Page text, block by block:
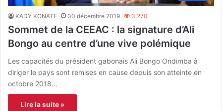
KADY KONATE 30 décembre 2019 3 270
Sommet de la CEEAC : la signature d’Ali
Bongo au centre d’une vive polémique
Les capacités du président gabonais Ali Bongo Ondimba à
diriger le pays sont remises en cause depuis son atteinte en
octobre 2018…
Lire la suite »